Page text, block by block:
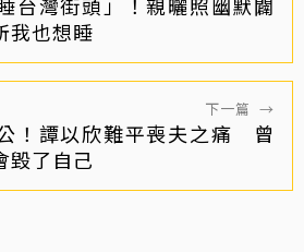
也想睡
下一篇 →
！譚以欣難平喪夫之痛 曾
毀了自己